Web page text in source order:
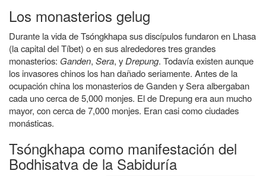
Los monasterios gelug
Durante la vida de Tsóngkhapa sus discípulos fundaron en Lhasa
(la capital del Tíbet) o en sus alrededores tres grandes
monasterios: Ganden, Sera, yDrepung. Todavía existen aunque
los invasores chinos los han dañado seriamente. Antes de la
ocupación china los monasterios de Ganden y Sera albergaban
cada uno cerca de 5,000 monjes. El de Drepung era aun mucho
mayor, con cerca de 7,000 monjes. Eran casi como ciudades
monásticas.
Tsóngkhapa como manifestación del
Bodhisatva de la Sabiduría